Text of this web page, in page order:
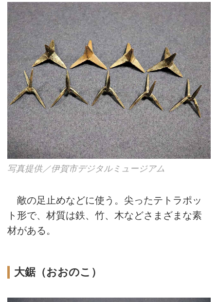
写真提供／伊賀市デジタルミュージアム
敵の足止めなどに使う。尖ったテトラポッ
ト形で、材質は鉄、竹、木などさまざまな素
材がある。
大鋸（おおのこ）